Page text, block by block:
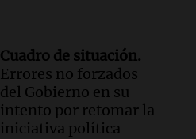
Cuadro de situación.
Errores no forzados
del Gobierno en su
intento por retomar la
iniciativa política